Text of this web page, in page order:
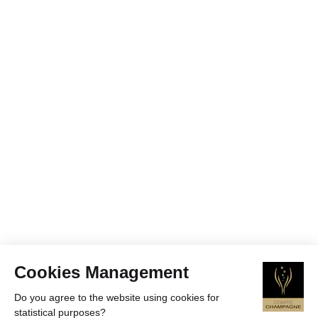
Cookies Management
Do you agree to the website using cookies for
statistical purposes?